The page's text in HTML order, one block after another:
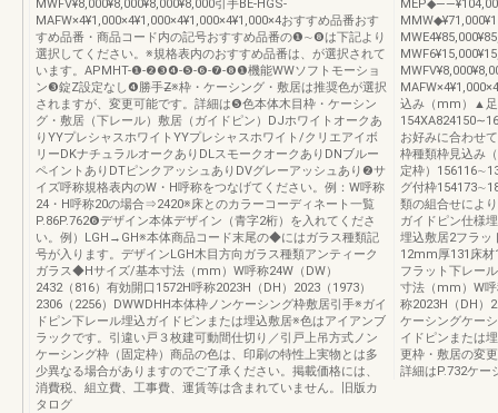
MWFV¥8,000¥8,000¥8,000¥8,000引手BE-HGS-
MAFW×4¥1,000×4¥1,000×4¥1,000×4¥1,000×4おすすめ品番おす
すめ品番・商品コード内の記号おすすめ品番の❶∼❽は下記より
選択してください。※規格表内のおすすめ品番は、が選択されて
います。APMHT-❶-❷❸❹-❺-❻-❼-❽❶機能WWソフトモーショ
ン❸錠Z設定なし❹勝手Z̶※枠・ケーシング・敷居は推奨色が選択
されますが、変更可能です。詳細は❺色本体木目枠・ケーシン
グ・敷居（下レール）敷居（ガイドピン）DJホワイトオークあ
りYYプレシャスホワイトYYプレシャスホワイト/クリエアイボ
リーDKナチュラルオークありDLスモークオークありDNブルー
ペイントありDTピンクアッシュありDVグレーアッシュあり❷サ
イズ呼称規格表内のW・H呼称をつなげてください。例：W呼称
24・H呼称20の場合⇒2420※床とのカラーコーディネート一覧
P.86P.762❻デザイン本体デザイン（青字2桁）を入れてくださ
い。例）LGH→GH※本体商品コード末尾の◆にはガラス種類記
号が入ります。デザインLGH木目方向ガラス種類アンティーク
ガラス◆Hサイズ/基本寸法（mm）W呼称24W（DW）
2432（816）有効開口1572H呼称2023H（DH）2023（1973）
2306（2256）DWWDHH本体枠ノンケーシング枠敷居引手※ガイ
ドピン下レール埋込ガイドピンまたは埋込敷居※色はアイアンブ
ラックです。引違い戸３枚建可動間仕切り／引戸上吊方式ノン
ケーシング枠（固定枠）商品の色は、印刷の特性上実物とは多
少異なる場合がありますのでご了承ください。掲載価格には、
消費税、組立費、工事費、運賃等は含まれていません。旧版カ
タログ
込み（mm）▲
お好みに合わせ
枠種類枠見込み
定枠）
グ付枠
類の組合せによ
ガイドピン仕様
埋込敷居2フラッ
12mm厚131床
フラット下レー
寸法（mm）W呼
称2023H（DH）
ケーシングケー
イドピンまたは
更枠・敷居の変
詳細はP.732ケー